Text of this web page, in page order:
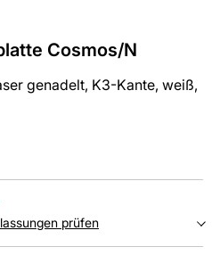
Cosmos/N
genadelt, K3-Kante, weiß,
prüfen